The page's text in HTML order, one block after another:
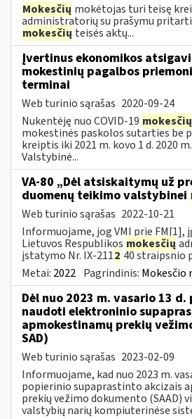
Mokesčių mokėtojas turi teisę
administratorių su prašymu
mokesčių teisės aktų...
Įvertinus ekonomikos
mokestinių pagalbos
terminai
Web turinio sąrašas 2020-09-24
Nukentėję nuo COVID-19 mokesčių
mokestinės paskolos sutarties be
kreiptis iki 2021 m. kovo 1 d. 2020
Valstybinė...
VA-80 „Dėl atsiskaitymų už
duomenų teikimo valstybinei
Web turinio sąrašas 2022-10-21
Informuojame, jog VMI prie FM[1],
Lietuvos Respublikos mokesčių
įstatymo Nr. IX-2112 40 straipsnio
Metai: 2022 Pagrindinis: Mokesčio
Dėl nuo 2023 m. vasario 13
naudoti elektroninio
apmokestinamų prekių
SAD)
Web turinio sąrašas 2023-02-09
Informuojame, kad nuo 2023 m.
popierinio supaprastinto akcizais
prekių vežimo dokumento (SAAD)
valstybių narių kompiuterinėse